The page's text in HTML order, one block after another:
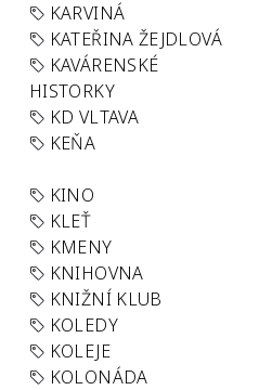
KARVINÁ
KATEŘINA ŽEJDLOVÁ
KAVÁRENSKÉ
HISTORKY
KD VLTAVA
KEŇA
KINO
KLEŤ
KMENY
KNIHOVNA
KNIŽNÍ KLUB
KOLEDY
KOLEJE
KOLONÁDA